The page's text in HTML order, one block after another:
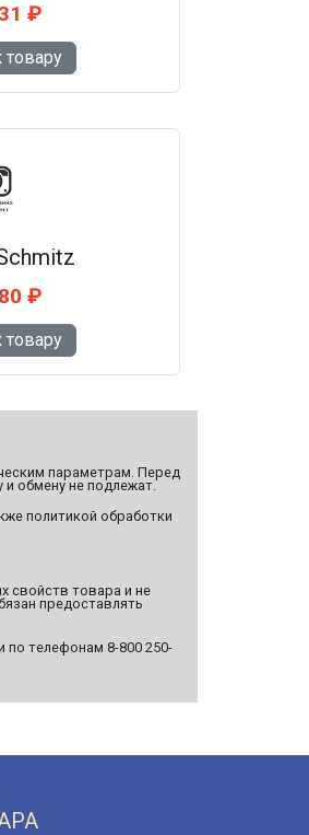
₽
товару
₽
товару
параметрам. Перед
обмену не подлежат.
политикой обработки
свойств товара и не
предоставлять
по телефонам 8-800 250-